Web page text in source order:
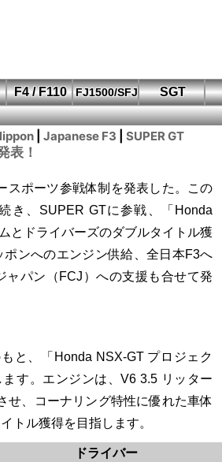
F4 / F110
FIA-F4
F110 CUP
FJ1500/SFJ
鈴鹿・岡山
もてぎ・菅生
筑波・冨士
Aポリス
SFJ D-Cup
SFJ日本一
SGT
Japanese F3 SUPER GT
表！
ポーツ参戦体制を発表した。この
き、SUPER GTに参戦、「Honda
とドライバーズのダブルタイトル獲
ンへのエンジン供給、全日本F3へ
パン（FCJ）への支援も合せて発
と、「Honda NSX-GT プロジェク
す。エンジンは、V6 3.5 リッター
せ、コーナリング特性に優れた車体
トル獲得を目指します。
ドライバー